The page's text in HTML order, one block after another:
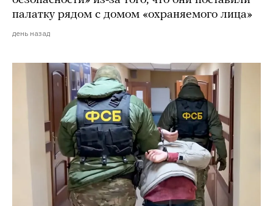
палатку рядом с домом «охраняемого лица»
день назад